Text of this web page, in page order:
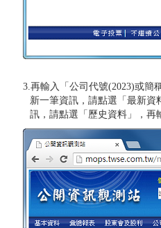
3.再輸入「公司代號(2023)或簡
新一筆資訊，請點選「最新資
訊，請點選「歷史資料」，再